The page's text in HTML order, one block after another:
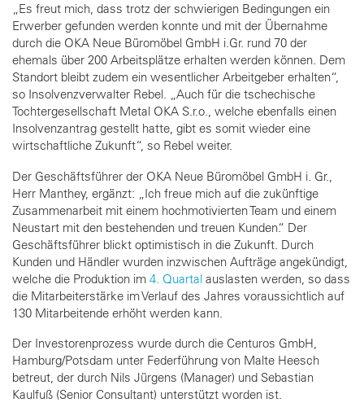
„Es freut mich, dass trotz der schwierigen Bedingungen ein
Erwerber gefunden werden konnte und mit der Übernahme
durch die OKA Neue Büromöbel GmbH i.Gr. rund 70 der
ehemals über 200 Arbeitsplätze erhalten werden können. Dem
Standort bleibt zudem ein wesentlicher Arbeitgeber erhalten“,
so Insolvenzverwalter Rebel. „Auch für die tschechische
Tochtergesellschaft Metal OKA S.r.o., welche ebenfalls einen
Insolvenzantrag gestellt hatte, gibt es somit wieder eine
wirtschaftliche Zukunft“, so Rebel weiter.
Der Geschäftsführer der OKA Neue Büromöbel GmbH i. Gr.,
Herr Manthey, ergänzt: „Ich freue mich auf die zukünftige
Zusammenarbeit mit einem hochmotivierten Team und einem
Neustart mit den bestehenden und treuen Kunden.“ Der
Geschäftsführer blickt optimistisch in die Zukunft. Durch
Kunden und Händler wurden inzwischen Aufträge angekündigt,
welche die Produktion im 4. Quartal auslasten werden, so dass
die Mitarbeiterstärke im Verlauf des Jahres voraussichtlich auf
130 Mitarbeitende erhöht werden kann.
Der Investorenprozess wurde durch die Centuros GmbH,
Hamburg/Potsdam unter Federführung von Malte Heesch
betreut, der durch Nils Jürgens (Manager) und Sebastian
Kaulfuß (Senior Consultant) unterstützt worden ist.